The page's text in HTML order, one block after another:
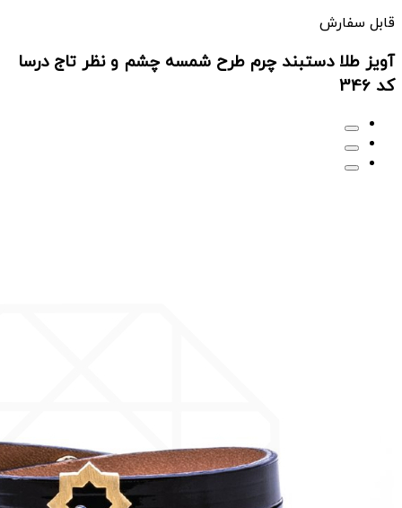
قابل سفارش
آویز طلا دستبند چرم طرح شمسه چشم و نظر تاج درسا
کد 346